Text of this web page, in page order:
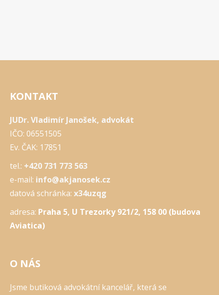
KONTAKT
JUDr. Vladimír Janošek, advokát
IČO: 06551505
Ev. ČAK: 17851
tel.: +420 731 773 563
e-mail: info@akjanosek.cz
datová schránka: x34uzqg
adresa: Praha 5, U Trezorky 921/2, 158 00 (budova
Aviatica)
O NÁS
Jsme butiková advokátní kancelář, která se